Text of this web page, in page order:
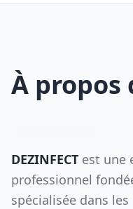
À propos
DEZINFECT est une
professionnel
spécialisée dans